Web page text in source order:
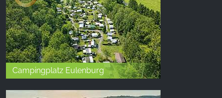
Campingplatz Eulenburg